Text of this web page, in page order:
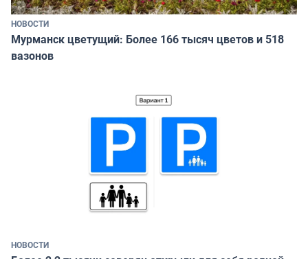
НОВОСТИ
Мурманск цветущий: Более 166 тысяч цветов и 518
вазонов
НОВОСТИ